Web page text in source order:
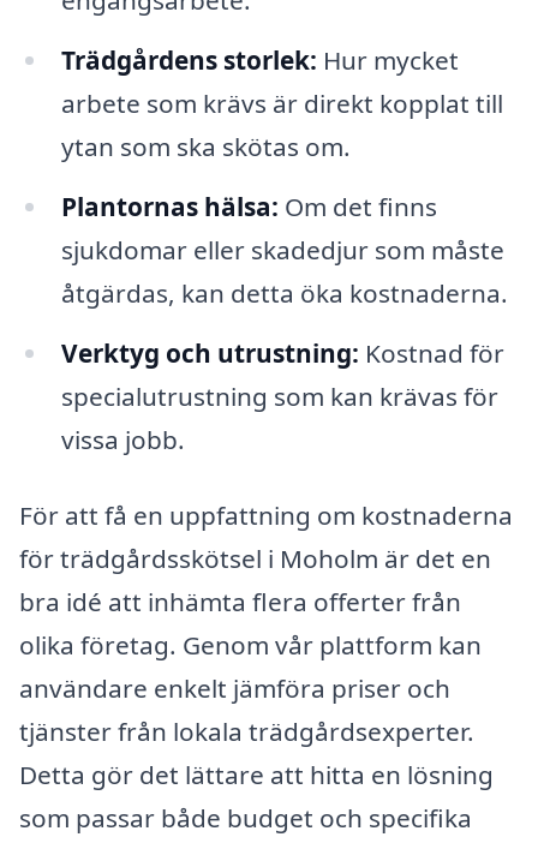
Trädgårdens storlek: Hur mycket
arbete som krävs är direkt kopplat till
ytan som ska skötas om.
Plantornas hälsa: Om det finns
sjukdomar eller skadedjur som måste
åtgärdas, kan detta öka kostnaderna.
Verktyg och utrustning: Kostnad för
specialutrustning som kan krävas för
vissa jobb.
För att få en uppfattning om kostnaderna
för trädgårdsskötsel i Moholm är det en
bra idé att inhämta flera offerter från
olika företag. Genom vår plattform kan
användare enkelt jämföra priser och
tjänster från lokala trädgårdsexperter.
Detta gör det lättare att hitta en lösning
som passar både budget och specifika